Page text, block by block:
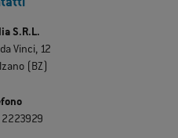
S.R.L.
Vinci, 12
(BZ)